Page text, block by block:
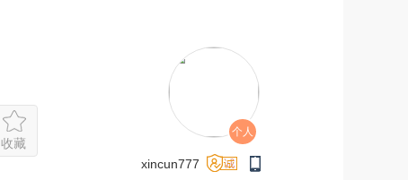
收藏
个人
xincun777